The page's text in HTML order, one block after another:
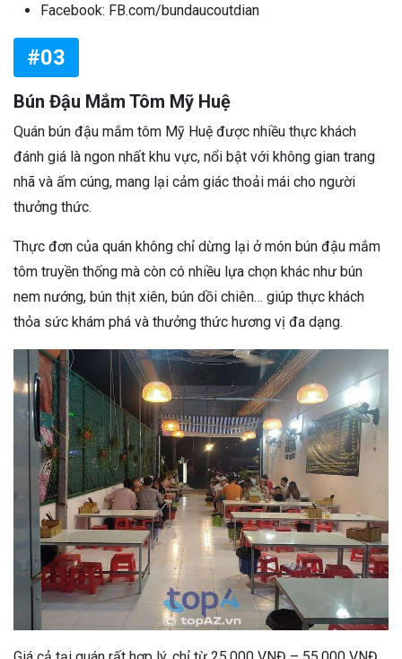
Facebook: FB.com/bundaucoutdian
#03
Bún Đậu Mắm Tôm Mỹ Huệ
Quán bún đậu mắm tôm Mỹ Huệ được nhiều thực khách
đánh giá là ngon nhất khu vực, nổi bật với không gian trang
nhã và ấm cúng, mang lại cảm giác thoải mái cho người
thưởng thức.
Thực đơn của quán không chỉ dừng lại ở món bún đậu mắm
tôm truyền thống mà còn có nhiều lựa chọn khác như bún
nem nướng, bún thịt xiên, bún dồi chiên… giúp thực khách
thỏa sức khám phá và thưởng thức hương vị đa dạng.